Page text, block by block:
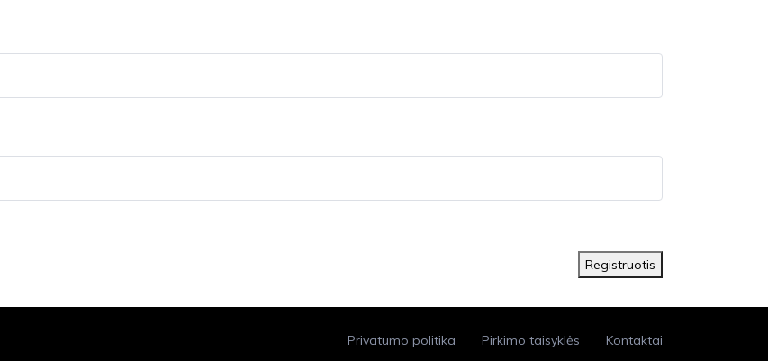
Registruotis
Privatumo politika Pirkimo taisyklės Kontaktai